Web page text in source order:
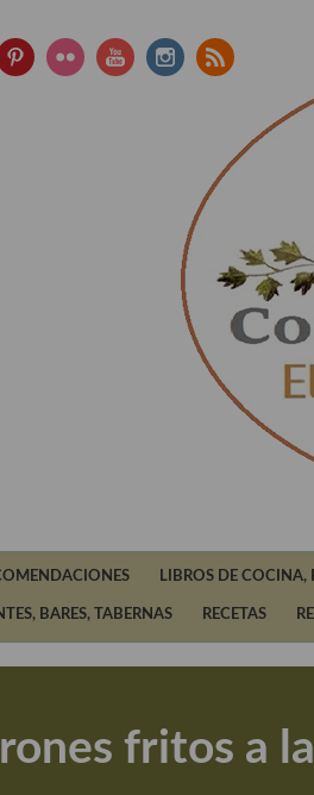
LIBROS DE COCINA,
BARES, TABERNAS RECETAS
fritos a